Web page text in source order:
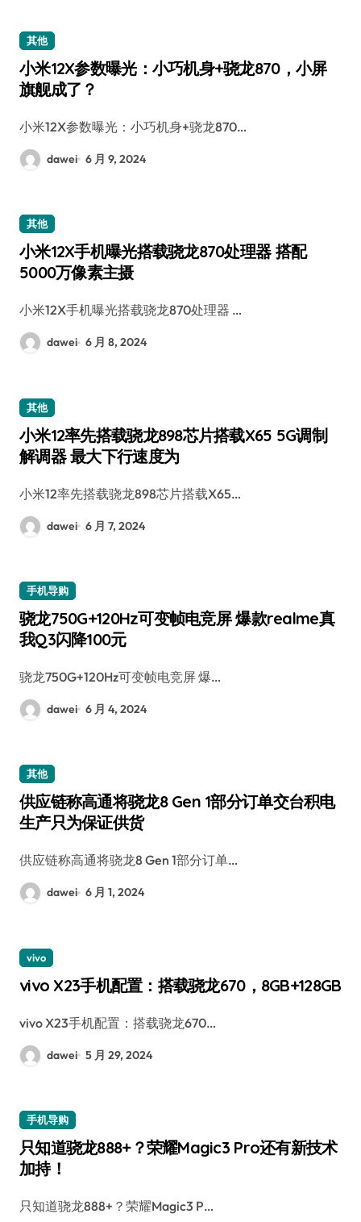
其他
小米12X参数曝光：小巧机身+骁龙870，小屏
旗舰成了？
小米12X参数曝光：小巧机身+骁龙870…
dawei 6 月 9, 2024
其他
小米12X手机曝光搭载骁龙870处理器 搭配
5000万像素主摄
小米12X手机曝光搭载骁龙870处理器 …
dawei 6 月 8, 2024
其他
小米12率先搭载骁龙898芯片搭载X65 5G调制
解调器 最大下行速度为
小米12率先搭载骁龙898芯片搭载X65…
dawei 6 月 7, 2024
手机导购
骁龙750G+120Hz可变帧电竞屏 爆款realme真
我Q3闪降100元
骁龙750G+120Hz可变帧电竞屏 爆…
dawei 6 月 4, 2024
其他
供应链称高通将骁龙8 Gen 1部分订单交台积电
生产只为保证供货
供应链称高通将骁龙8 Gen 1部分订单…
dawei 6 月 1, 2024
vivo
vivo X23手机配置：搭载骁龙670，8GB+128GB
vivo X23手机配置：搭载骁龙670…
dawei 5 月 29, 2024
手机导购
只知道骁龙888+？荣耀Magic3 Pro还有新技术
加持！
只知道骁龙888+？荣耀Magic3 P…